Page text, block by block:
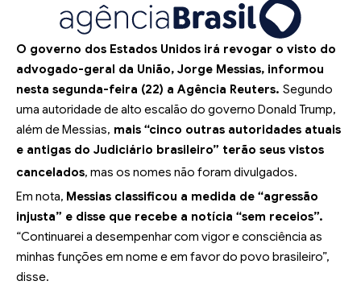
O governo dos Estados Unidos irá revogar o visto do
advogado-geral da União, Jorge Messias, informou
nesta segunda-feira (22) a Agência Reuters. Segundo
uma autoridade de alto escalão do governo Donald Trump,
além de Messias, mais “cinco outras autoridades atuais
e antigas do Judiciário brasileiro” terão seus vistos
cancelados, mas os nomes não foram divulgados.
Em nota, Messias classificou a medida de “agressão
injusta” e disse que recebe a notícia “sem receios”.
“Continuarei a desempenhar com vigor e consciência as
minhas funções em nome e em favor do povo brasileiro”,
disse.